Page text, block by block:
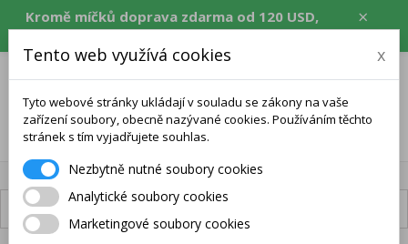
×
Kromě míčků doprava zdarma od 120 USD,
ekv. CZK, EUR, PLN, RON.
0
Dostupná doprava
Tento web využívá cookies x
Tyto webové stránky ukládají v souladu se zákony na vaše
zařízení soubory, obecně nazývané cookies. Používáním těchto
stránek s tím vyjadřujete souhlas.
Nezbytně nutné soubory cookies
Analytické soubory cookies
Marketingové soubory cookies